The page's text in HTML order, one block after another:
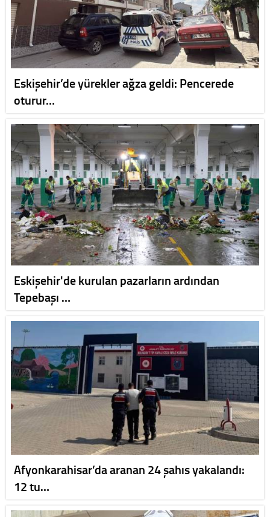
Eskişehir’de yürekler ağza geldi: Pencerede
oturur…
Eskişehir'de kurulan pazarların ardından
Tepebaşı …
Afyonkarahisar’da aranan 24 şahıs yakalandı:
12 tu…